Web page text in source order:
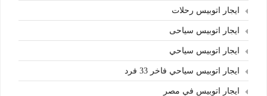
ايجار اتوبيس رحلات
ايجار اتوبيس سياحى
ايجار اتوبيس سياحي
ايجار اتوبيس سياحي فاخر 33 فرد
ايجار اتوبيس في مصر